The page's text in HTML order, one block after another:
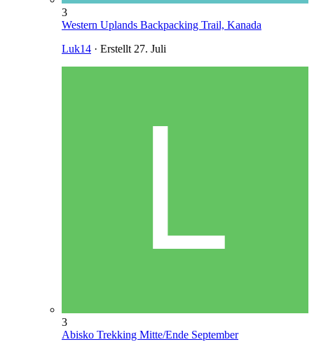
3
Western Uplands Backpacking Trail, Kanada
Luk14 · Erstellt27. Juli
3
Abisko Trekking Mitte/Ende September